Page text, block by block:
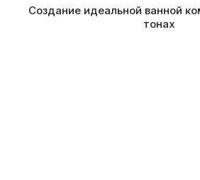
Создание идеальной ванной
тонах